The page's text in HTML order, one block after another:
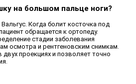
на большом пальце ноги?
Когда болит косточка под
обращается к ортопеду.
стадии заболевания
осмотра и рентгеновским снимкам.
двух проекциях и позволяет точно